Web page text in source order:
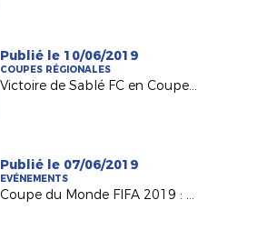
Publié le 10/06/2019
COUPES RÉGIONALES
Victoire de Sablé FC en Coupe Pays de la Loire OMR
Publié le 07/06/2019
EVÉNEMENTS
Coupe du Monde FIFA 2019 : Grégoire Sorin (CTR) au service des Bleues !